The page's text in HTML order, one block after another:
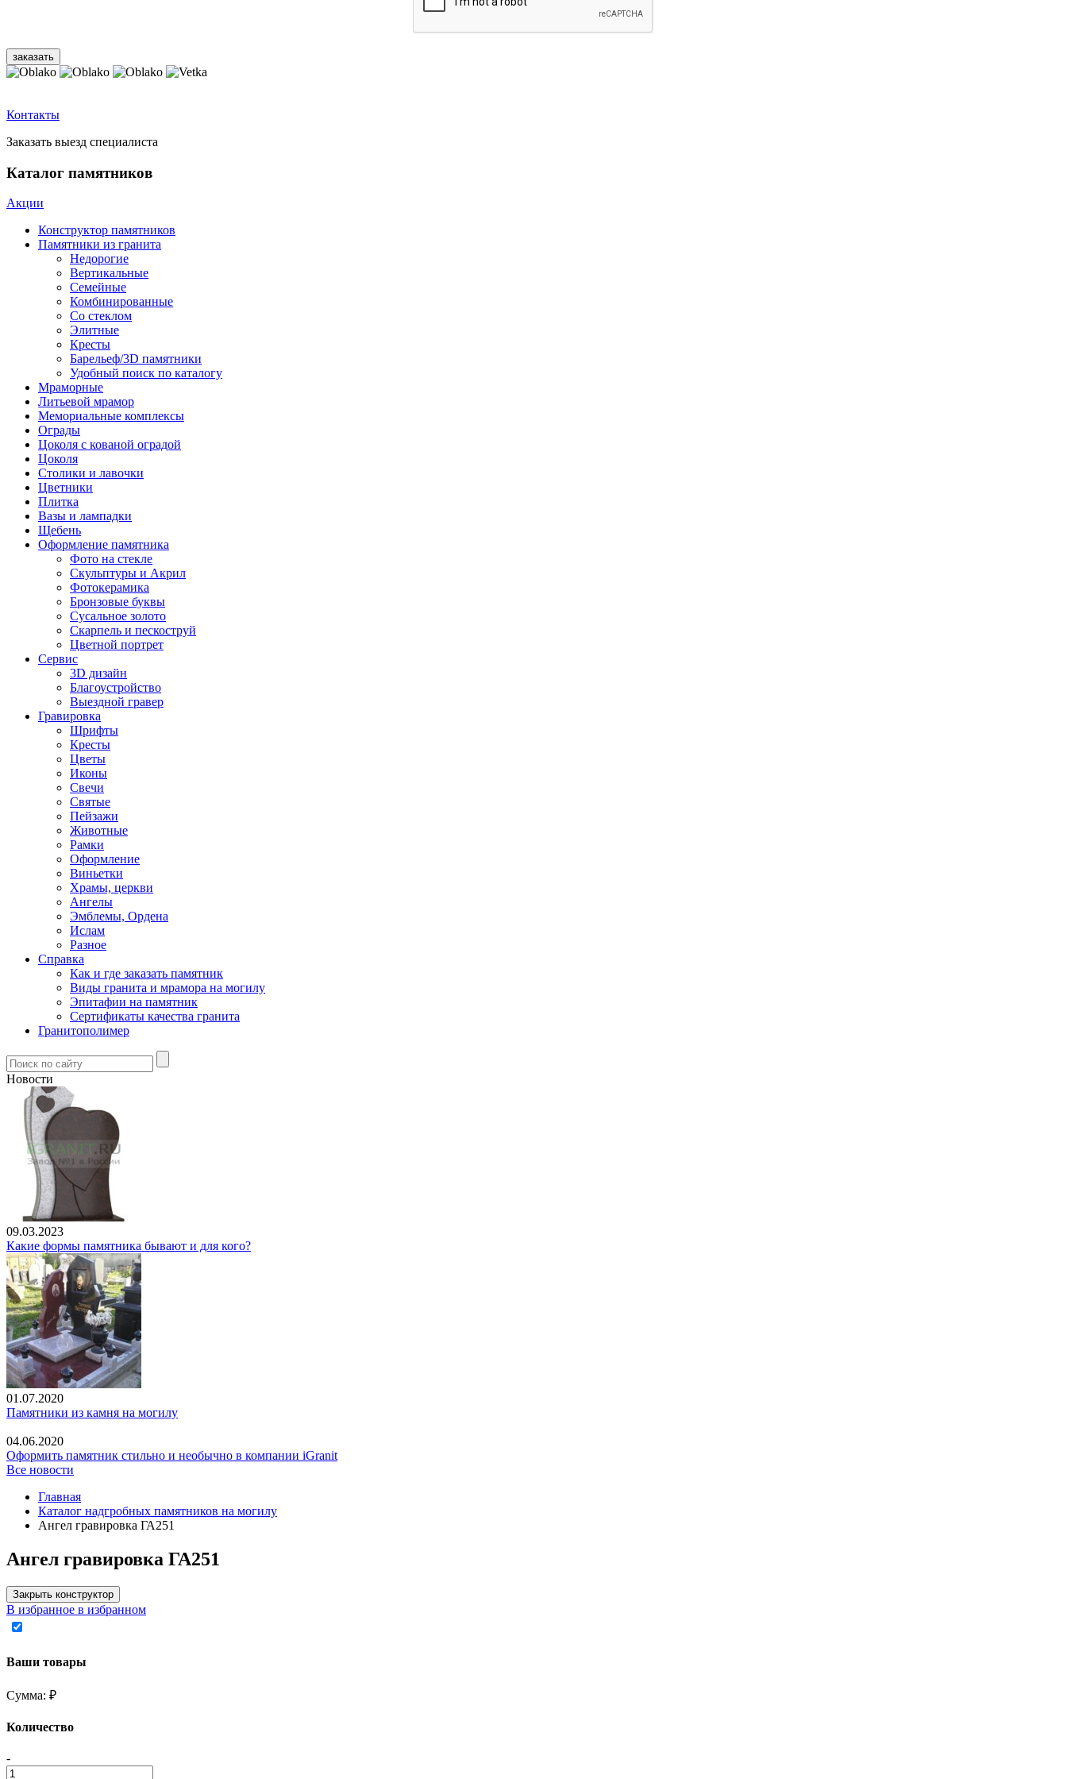
Контакты
Заказать выезд специалиста
Каталог памятников
Акции
Конструктор памятников
Памятники из гранита
Недорогие
Вертикальные
Семейные
Комбинированные
Со стеклом
Элитные
Кресты
Барельеф/3D памятники
Удобный поиск по каталогу
Мраморные
Литьевой мрамор
Мемориальные комплексы
Ограды
Цоколя с кованой оградой
Цоколя
Столики и лавочки
Цветники
Плитка
Вазы и лампадки
Щебень
Оформление памятника
Фото на стекле
Скульптуры и Акрил
Фотокерамика
Бронзовые буквы
Сусальное золото
Скарпель и пескоструй
Цветной портрет
Сервис
3D дизайн
Благоустройство
Выездной гравер
Гравировка
Шрифты
Кресты
Цветы
Иконы
Свечи
Святые
Пейзажи
Животные
Рамки
Оформление
Виньетки
Храмы, церкви
Ангелы
Эмблемы, Ордена
Ислам
Разное
Справка
Как и где заказать памятник
Виды гранита и мрамора на могилу
Эпитафии на памятник
Сертификаты качества гранита
Гранитополимер
Новости
09.03.2023
Какие формы памятника бывают и для кого?
01.07.2020
Памятники из камня на могилу
04.06.2020
Оформить памятник стильно и необычно в компании iGranit
Все новости
Главная
Каталог надгробных памятников на могилу
Ангел гравировка ГА251
Ангел гравировка ГА251
Закрыть конструктор
В избранное в избранном
Ваши товары
Сумма: ₽
Количество
-